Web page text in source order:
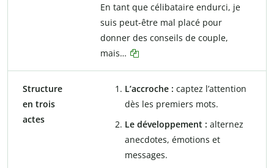
En tant que célibataire endurci, je
suis peut-être mal placé pour
donner des conseils de couple,
mais…
Structure
en trois
actes
L’accroche : captez l’attention
dès les premiers mots.
Le développement : alternez
anecdotes, émotions et
messages.